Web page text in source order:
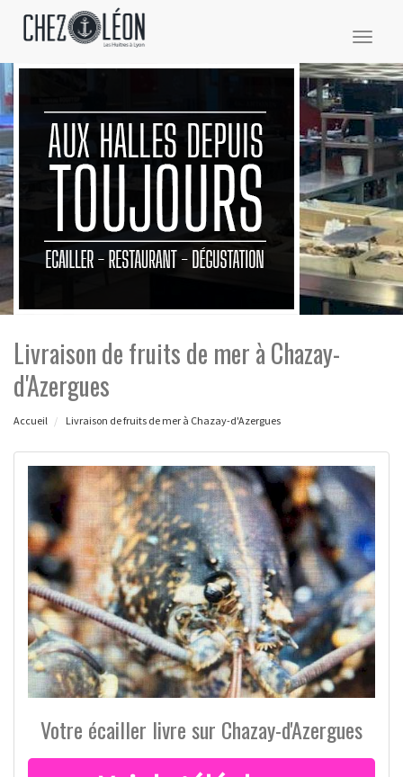
Livraison de fruits de mer à Chazay-
d'Azergues
Accueil Livraison de fruits de mer à Chazay-d'Azergues
Votre écailler livre sur Chazay-d'Azergues